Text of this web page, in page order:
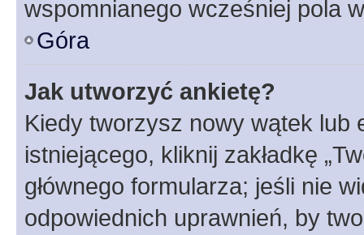
wspomnianego wcześniej pola
Góra
Jak utworzyć ankietę?
Kiedy tworzysz nowy wątek lub
istniejącego, kliknij zakładkę
głównego formularza; jeśli nie
odpowiednich uprawnień, by